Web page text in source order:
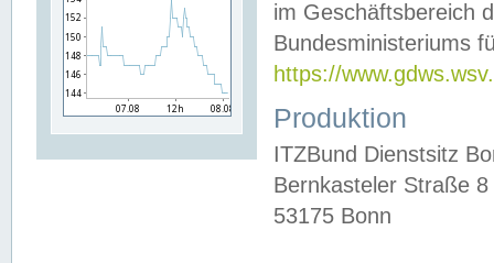
im Geschäftsbereich
Bundesministeriums
https://
Produktion
ITZBund Dienstsitz
Bernkasteler Straße 8
53175 Bonn